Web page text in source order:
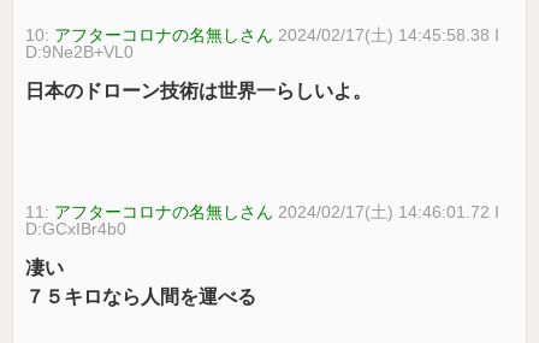
10: アフターコロナの名無しさん 2024/02/17(土) 14:45:58.38 I
D:9Ne2B+VL0
日本のドローン技術は世界一らしいよ。
11: アフターコロナの名無しさん 2024/02/17(土) 14:46:01.72 I
D:GCxIBr4b0
凄い
７５キロなら人間を運べる